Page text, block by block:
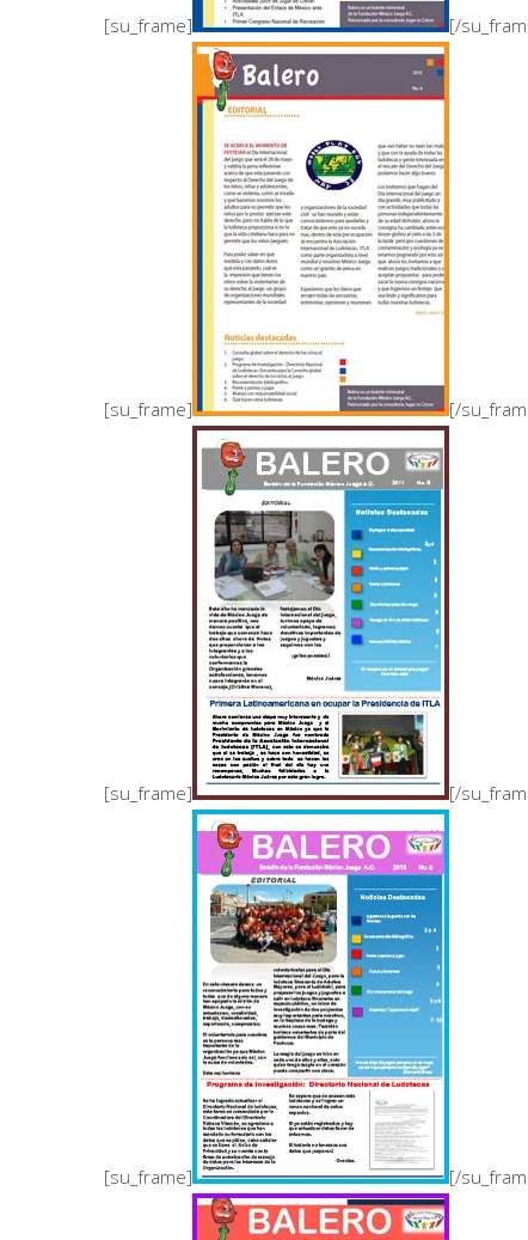
[su_frame] [/
[su_frame] [/
[su_frame] [/
[su_frame] [/